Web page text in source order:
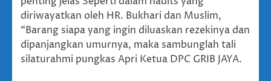
diriwayatkan oleh HR. Bukhari dan Muslim,
“Barang siapa yang ingin diluaskan rezekinya dan
dipanjangkan umurnya, maka sambunglah tali
silaturahmi pungkas Apri Ketua DPC GRIB JAYA.